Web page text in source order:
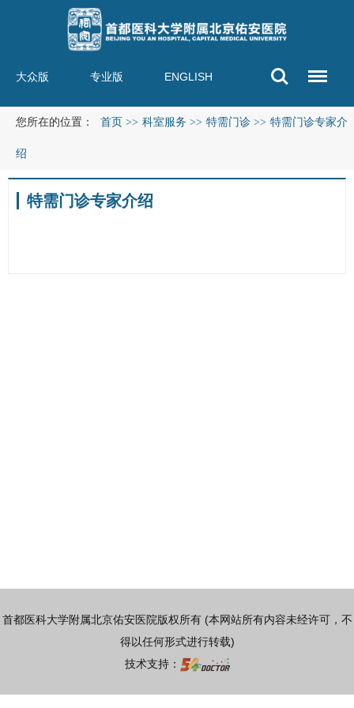
大众版 专业版 ENGLISH
您所在的位置： 首页 >> 科室服务 >> 特需门诊 >> 特需门诊专家介
绍
特需门诊专家介绍
首都医科大学附属北京佑安医院版权所有 (本网站所有内容未经许可，不
得以任何形式进行转载)
技术支持：